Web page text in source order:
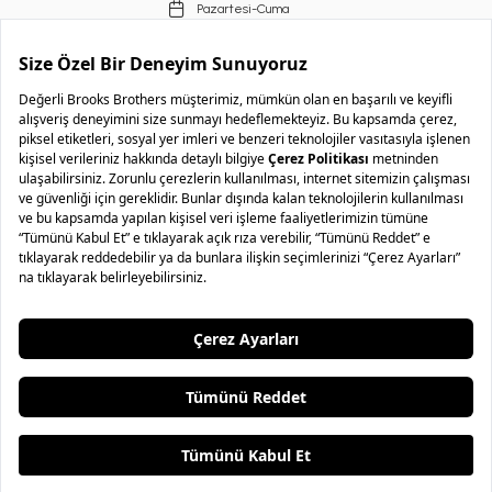
Anasayfa Ara Sepet Favori Hesabım
Pazartesi-Cuma